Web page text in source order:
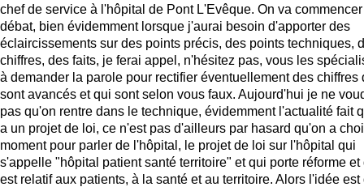
chef de service à l'hôpital de Pont L'Evêque. On va
débat, bien évidemment lorsque j'aurai besoin d'apporter des
éclaircissements sur des points précis, des points techniques,
chiffres, des faits, je ferai appel, n'hésitez pas, vous les
à demander la parole pour rectifier éventuellement des chiffres
sont avancés et qui sont selon vous faux. Aujourd'hui je ne
pas qu'on rentre dans le technique, évidemment l'actualité fait
a un projet de loi, ce n'est pas d'ailleurs par hasard qu'on a
moment pour parler de l'hôpital, le projet de loi sur l'hôpital qui
s'appelle "hôpital patient santé territoire" et qui porte réforme et
est relatif aux patients, à la santé et au territoire. Alors l'idée est